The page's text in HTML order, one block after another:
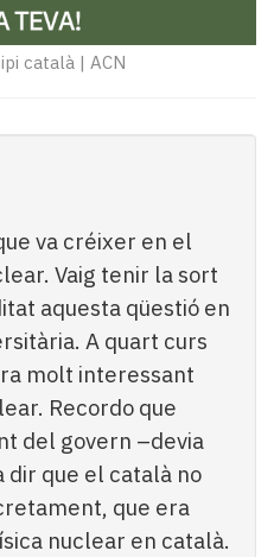
català | ACN
va créixer en el
Vaig tenir la sort
aquesta qüestió en
A quart curs
molt interessant
Recordo que
del govern –devia
dir que el català no
que era
nuclear en català.